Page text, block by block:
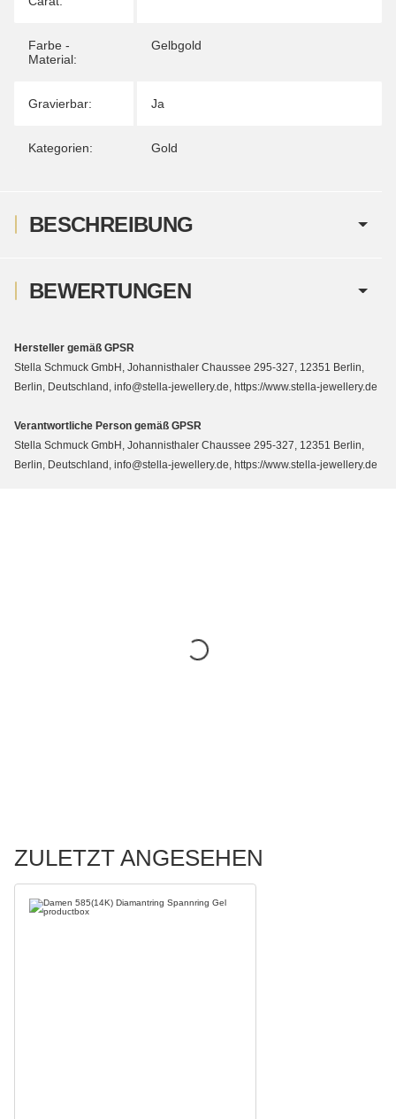
Farbe -
Material:
Gelbgold
Gravierbar: Ja
Kategorien: Gold
BESCHREIBUNG
BEWERTUNGEN
Hersteller gemäß GPSR
Stella Schmuck GmbH, Johannisthaler Chaussee 295-327, 12351 Berlin,
Berlin, Deutschland, info@stella-jewellery.de, https://www.stella-jewellery.de
Verantwortliche Person gemäß GPSR
Stella Schmuck GmbH, Johannisthaler Chaussee 295-327, 12351 Berlin,
Berlin, Deutschland, info@stella-jewellery.de, https://www.stella-jewellery.de
ZULETZT ANGESEHEN